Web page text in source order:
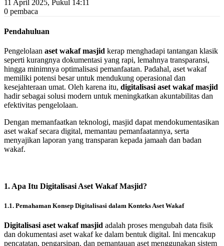
11 April 2025, Pukul 14:11
0 pembaca
Pendahuluan
Pengelolaan aset wakaf masjid kerap menghadapi tantangan klasik
seperti kurangnya dokumentasi yang rapi, lemahnya transparansi,
hingga minimnya optimalisasi pemanfaatan. Padahal, aset wakaf
memiliki potensi besar untuk mendukung operasional dan
kesejahteraan umat. Oleh karena itu, digitalisasi aset wakaf masjid
hadir sebagai solusi modern untuk meningkatkan akuntabilitas dan
efektivitas pengelolaan.
Dengan memanfaatkan teknologi, masjid dapat mendokumentasikan
aset wakaf secara digital, memantau pemanfaatannya, serta
menyajikan laporan yang transparan kepada jamaah dan badan
wakaf.
1. Apa Itu Digitalisasi Aset Wakaf Masjid?
1.1. Pemahaman Konsep Digitalisasi dalam Konteks Aset Wakaf
Digitalisasi aset wakaf masjid adalah proses mengubah data fisik
dan dokumentasi aset wakaf ke dalam bentuk digital. Ini mencakup
pencatatan, pengarsipan, dan pemantauan aset menggunakan sistem